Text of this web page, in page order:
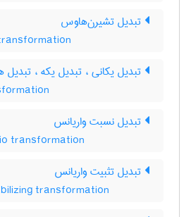
تبدیل تشیرن‌هاوس
تبدیل یکانی ، تبدیل یکه ، تبدیل
تبدیل نسبت واریانس
transformation
تبدیل تثبیت واریانس
transformation